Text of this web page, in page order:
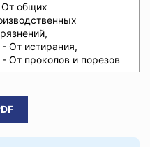
общих
От истирания,
От проколов и порезов